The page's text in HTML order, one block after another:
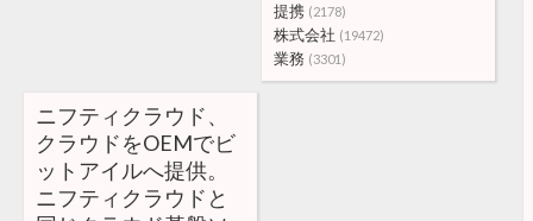
提携 (2178)
株式会社 (19472)
業務 (3301)
ニフティクラウド、
クラウドをOEMでビ
ットアイルへ提供。
ニフティクラウドと